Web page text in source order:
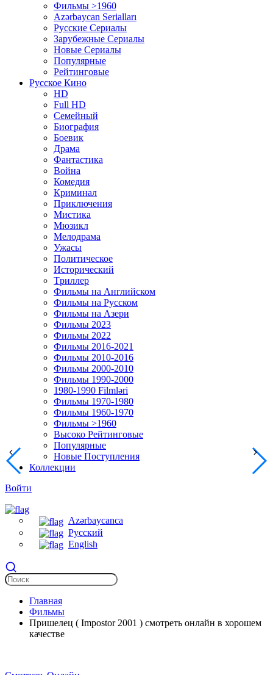
Фильмы >1960
Azərbaycan Serialları
Русские Сериалы
Зарубежные Сериалы
Новые Сериалы
Популярные
Рейтинговые
Русское Кино
HD
Full HD
Семейный
Биография
Боевик
Драма
Фантастика
Война
Комедия
Криминал
Приключения
Мистика
Мюзикл
Мелодрама
Ужасы
Политическое
Исторический
Tриллер
Фильмы на Английском
Фильмы на Русском
Фильмы на Азери
Фильмы 2023
Фильмы 2022
Фильмы 2016-2021
Фильмы 2010-2016
Фильмы 2000-2010
Фильмы 1990-2000
1980-1990 Filmləri
Фильмы 1970-1980
Фильмы 1960-1970
Фильмы >1960
Высоко Рейтинговые
Популярные
Новые Поступления
Коллекции
Войти
Azərbaycanca
Русский
English
Главная
Фильмы
Пришелец ( Impostor 2001 ) смотреть онлайн в хорошем
качестве